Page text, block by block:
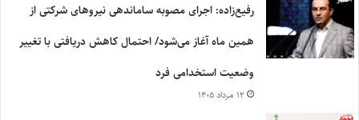
رفیع‌زاده: اجرای مصوبه ساماندهی نیروهای شرکتی از
همین ماه آغاز می‌شود/ احتمال کاهش دریافتی با تغییر
وضعیت استخدامی فرد
۱۲ مرداد ۱۴۰۵